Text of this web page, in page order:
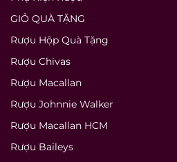
GIỎ QUÀ TẶNG
Rượu Hộp Quà Tặng
Rượu Chivas
Rượu Macallan
Rượu Johnnie Walker
Rượu Macallan HCM
Rượu Baileys